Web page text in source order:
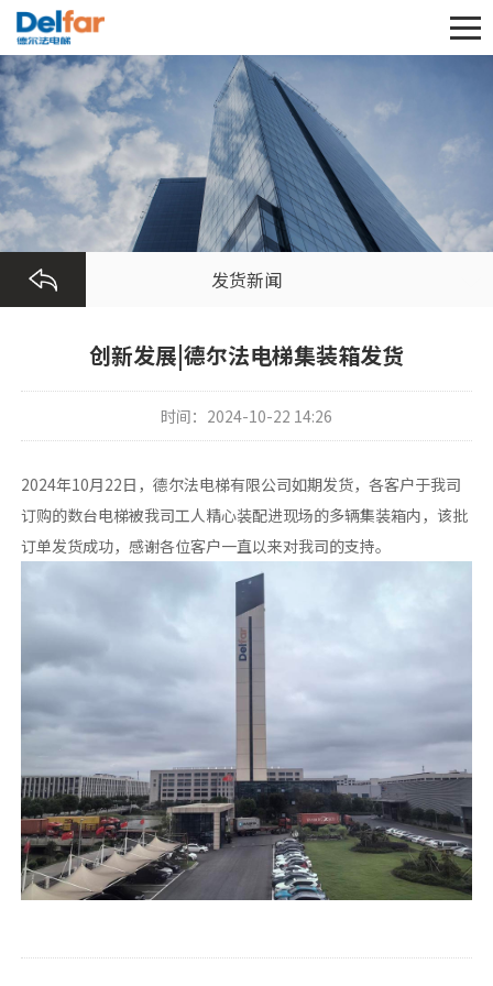
发货新闻
创新发展|德尔法电梯集装箱发货
时间：2024-10-22 14:26
2024年10月22日，德尔法电梯有限公司如期发货，各客户于我司
订购的数台电梯被我司工人精心装配进现场的多辆集装箱内，该批
订单发货成功，感谢各位客户一直以来对我司的支持。